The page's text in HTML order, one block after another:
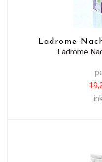
Ladrome
Ladrome